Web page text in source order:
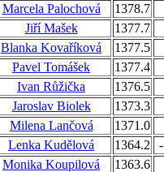
Marcela Palochová
1378.7
Jiří Mašek
1377.7
Blanka Kovaříková
1377.5
Pavel Tomášek
1377.4
Ivan Růžička
1376.5
Jaroslav Biolek
1373.3
Milena Lančová
1371.0
Lenka Kudělová 1364.2
Monika Koupilová
1363.6